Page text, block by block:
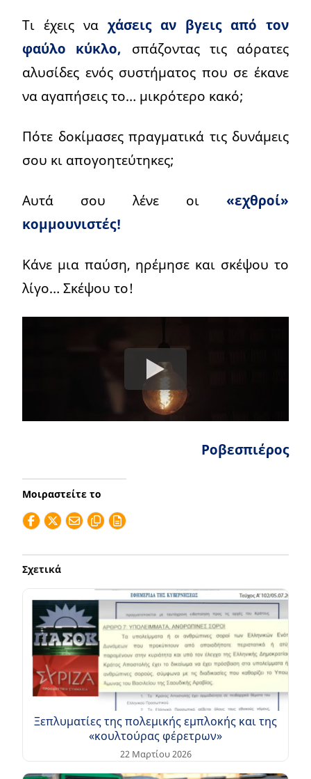
Τι έχεις να χάσεις αν βγεις από τον
φαύλο κύκλο, σπάζοντας τις αόρατες
αλυσίδες ενός συστήματος που σε έκανε
να αγαπήσεις το… μικρότερο κακό;
Πότε δοκίμασες πραγματικά τις δυνάμεις
σου κι απογοητεύτηκες;
Αυτά σου λένε οι «εχθροί»
κομμουνιστές!
Κάνε μια παύση, ηρέμησε και σκέψου το
λίγο… Σκέψου το!
Ροβεσπιέρος
Μοιραστείτε το
Σχετικά
Ξεπλυματίες της πολεμικής εμπλοκής και της
«κουλτούρας φέρετρων»
22 Μαρτίου 2026